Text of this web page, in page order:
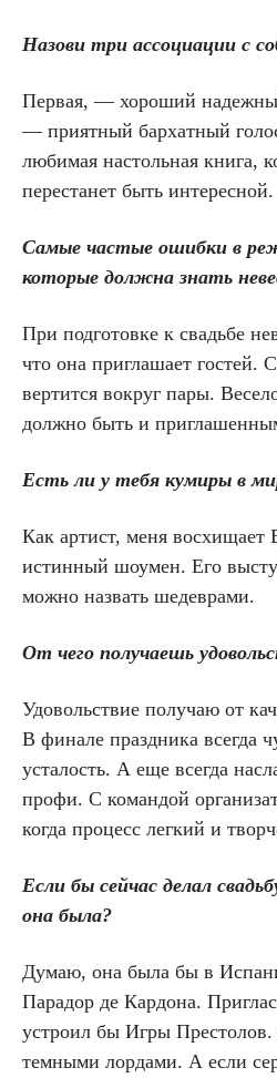
Назови три ассоциации с
Первая, — хороший
— приятный бархатный
любимая настольная книга,
перестанет быть интересной.
Самые частые ошибки в
которые должна знать
При подготовке к свадьбе
что она приглашает гостей.
вертится вокруг пары.
должно быть и
Есть ли у тебя кумиры в
Как артист, меня восхищает
истинный шоумен. Его
можно назвать шедеврами.
От чего получаешь
Удовольствие получаю от
В финале праздника всегда
усталость. А еще всегда
профи. С командой
когда процесс легкий и
Если бы сейчас делал
она была?
Думаю, она была бы в
Парадор де Кардона.
устроил бы Игры
темными лордами. А если